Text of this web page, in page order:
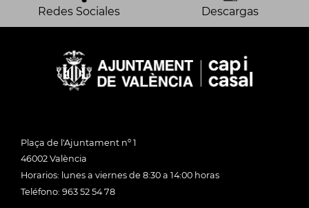
Redes Sociales Descargas
Plaça de l'Ajuntament nº 1
46002 València
Horarios: lunes a viernes de 8:30 a 14:00 horas
Teléfono: 963 52 54 78